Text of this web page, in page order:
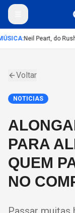
:Neil Peart, do
Voltar
NOTICIAS
PARA
QUEM
NO